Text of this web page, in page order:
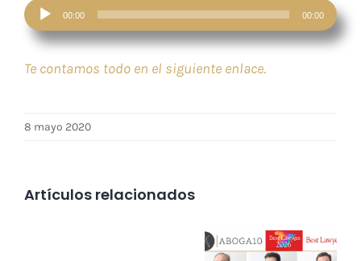
Reproductor
de
00:00 00:00
Te contamos todo en el siguiente enlace.
8 mayo 2020
Artículos relacionados